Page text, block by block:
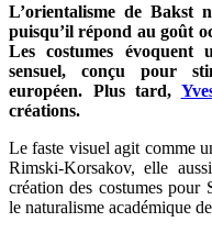
L’orientalisme de Bakst
puisqu’il répond au goût
Les costumes
sensuel, conçu pour
européen. Plus tard,
créations.
Le faste visuel agit comme
Rimski-Korsakov, elle
création des costumes pour
le naturalisme académique